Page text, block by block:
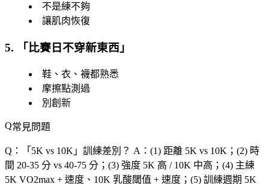
不是練不夠
讓肌肉恢復
5. 「 比賽日不穿新東西 」
鞋、衣、襪都熟悉
摩擦點測過
別創新
常見問題
Q：「 5K vs 10K 」訓練差別？ A：(1) 距離 5K vs 10K；(2) 時
間 20-35 分 vs 40-75 分；(3) 強度 5K 高 / 10K 中高；(4) 主練
5K VO2max + 速度、10K 乳酸閾值 + 速度；(5) 訓練週期 5K